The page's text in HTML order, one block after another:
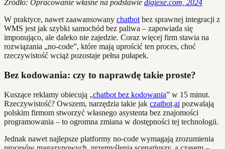
Źródło: Opracowanie własne na podstawie digiexe.com, 2024
W praktyce, nawet zaawansowany chatbot bez sprawnej integracji z
WMS jest jak szybki samochód bez paliwa – zapowiada się
imponująco, ale daleko nie zajedzie. Coraz więcej firm stawia na
rozwiązania „no-code”, które mają uprościć ten proces, choć
rzeczywistość wciąż pozostaje pełna pułapek.
Bez kodowania: czy to naprawdę takie proste?
Kuszące reklamy obiecują „chatbot bez kodowania” w 15 minut.
Rzeczywistość? Owszem, narzędzia takie jak czatbot.ai pozwalają
polskim firmom stworzyć własnego asystenta bez znajomości
programowania – to ogromna zmiana w dostępności tej technologii.
Jednak nawet najlepsze platformy no-code wymagają zrozumienia